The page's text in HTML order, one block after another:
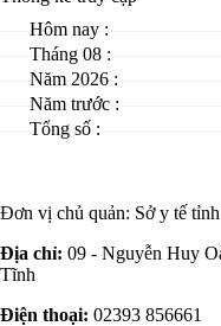
Hôm nay :
Tháng 08 :
Năm 2026 :
Năm trước :
Tổng số :
Đơn vị chủ quản: Sở y tế
Địa chỉ: 09 - Nguyễn Huy
Tĩnh
Điện thoại: 02393 856661